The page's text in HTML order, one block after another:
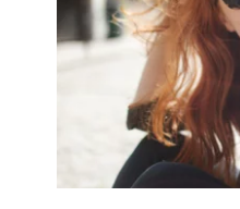
de
lunettes
de